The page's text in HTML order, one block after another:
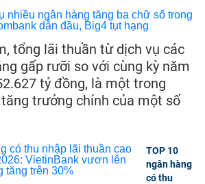
tổng lãi thuần từ dịch vụ các
gấp rưỡi so với cùng kỳ năm
tỷ đồng, là một trong
trưởng chính của một số
TOP 10
ngân hàng
có thu